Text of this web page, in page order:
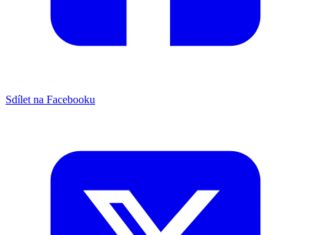
Sdílet na Facebooku